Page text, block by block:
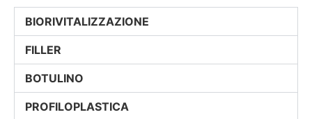
BIORIVITALIZZAZIONE
FILLER
BOTULINO
PROFILOPLASTICA